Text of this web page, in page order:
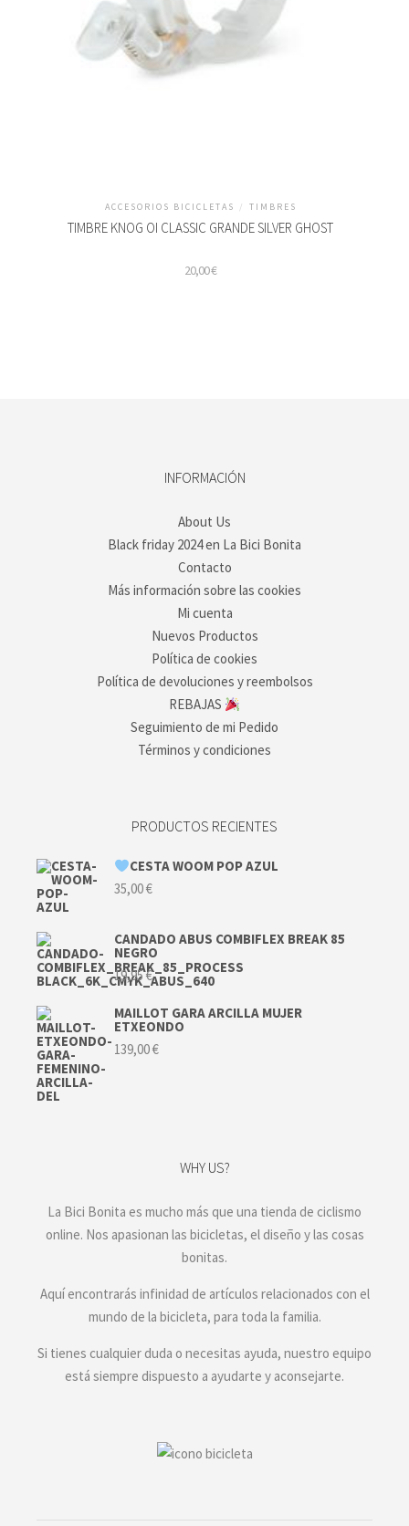
ACCESORIOS BICICLETAS / TIMBRES
TIMBRE KNOG OI CLASSIC GRANDE SILVER GHOST
20,00€
INFORMACIÓN
About Us
Black friday 2024 en La Bici Bonita
Contacto
Más información sobre las cookies
Mi cuenta
Nuevos Productos
Política de cookies
Política de devoluciones y reembolsos
REBAJAS
Seguimiento de mi Pedido
Términos y condiciones
PRODUCTOS RECIENTES
CESTA WOOM POP AZUL
35,00€
CANDADO ABUS COMBIFLEX BREAK 85
NEGRO
19,95€
MAILLOT GARA ARCILLA MUJER
ETXEONDO
139,00€
WHY US?
La Bici Bonita es mucho más que una tienda de ciclismo
online. Nos apasionan las bicicletas, el diseño y las cosas
bonitas.
Aquí encontrarás infinidad de artículos relacionados con el
mundo de la bicicleta, para toda la familia.
Si tienes cualquier duda o necesitas ayuda, nuestro equipo
está siempre dispuesto a ayudarte y aconsejarte.